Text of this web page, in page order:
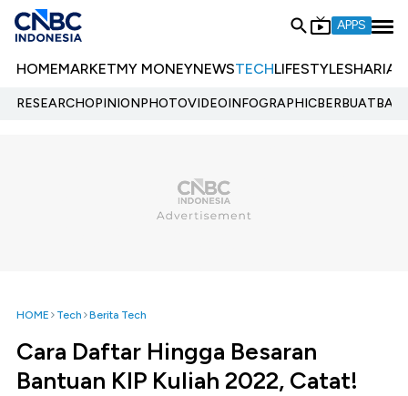
APPS
HOMEMARKETMY MONEYNEWSTECHLIFESTYLESHARIA
RESEARCHOPINIONPHOTOVIDEOINFOGRAPHIC
HOME Tech Berita Tech
Cara Daftar Hingga Besaran
Bantuan KIP Kuliah 2022, Catat!